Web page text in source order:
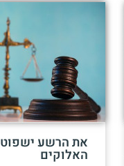
את הרשע ישפוט
האלוקים